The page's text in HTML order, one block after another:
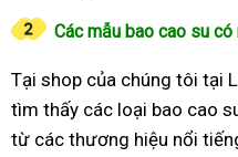
Các mẫu bao cao su
Tại shop của chúng tôi tại
tìm thấy các loại bao cao
từ các thương hiệu nổi